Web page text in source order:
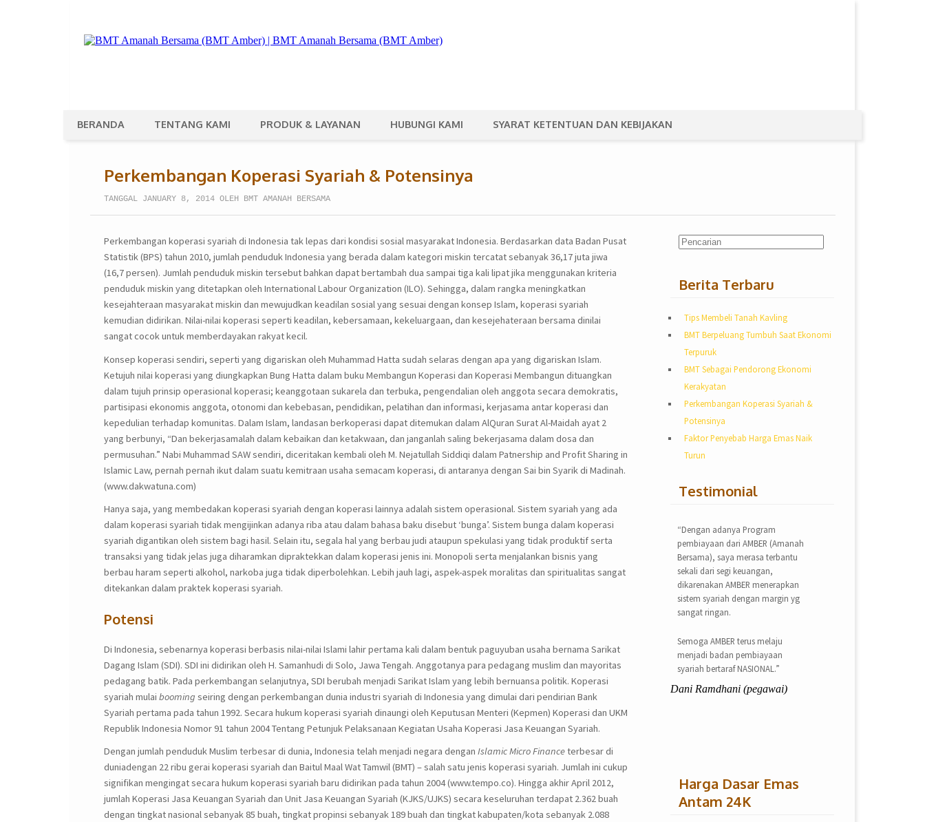
BERANDA TENTANG KAMI PRODUK & LAYANAN HUBUNGI KAMI SYARAT KETENTUAN DAN KEBIJAKAN
Perkembangan Koperasi Syariah & Potensinya
TANGGAL JANUARY 8, 2014 OLEH BMT AMANAH BERSAMA
Perkembangan koperasi syariah di Indonesia tak lepas dari kondisi sosial masyarakat Indonesia. Berdasarkan data Badan Pusat
Statistik (BPS) tahun 2010, jumlah penduduk Indonesia yang berada dalam kategori miskin tercatat sebanyak 36,17 juta jiwa
(16,7 persen). Jumlah penduduk miskin tersebut bahkan dapat bertambah dua sampai tiga kali lipat jika menggunakan kriteria
penduduk miskin yang ditetapkan oleh International Labour Organization (ILO). Sehingga, dalam rangka meningkatkan
kesejahteraan masyarakat miskin dan mewujudkan keadilan sosial yang sesuai dengan konsep Islam, koperasi syariah
kemudian didirikan. Nilai-nilai koperasi seperti keadilan, kebersamaan, kekeluargaan, dan kesejehateraan bersama dinilai
sangat cocok untuk memberdayakan rakyat kecil.
Konsep koperasi sendiri, seperti yang digariskan oleh Muhammad Hatta sudah selaras dengan apa yang digariskan Islam.
Ketujuh nilai koperasi yang diungkapkan Bung Hatta dalam buku Membangun Koperasi dan Koperasi Membangun dituangkan
dalam tujuh prinsip operasional koperasi; keanggotaan sukarela dan terbuka, pengendalian oleh anggota secara demokratis,
partisipasi ekonomis anggota, otonomi dan kebebasan, pendidikan, pelatihan dan informasi, kerjasama antar koperasi dan
kepedulian terhadap komunitas. Dalam Islam, landasan berkoperasi dapat ditemukan dalam AlQuran Surat Al-Maidah ayat 2
yang berbunyi, “Dan bekerjasamalah dalam kebaikan dan ketakwaan, dan janganlah saling bekerjasama dalam dosa dan
permusuhan.” Nabi Muhammad SAW sendiri, diceritakan kembali oleh M. Nejatullah Siddiqi dalam Patnership and Profit Sharing in
Islamic Law, pernah pernah ikut dalam suatu kemitraan usaha semacam koperasi, di antaranya dengan Sai bin Syarik di Madinah.
(www.dakwatuna.com)
Hanya saja, yang membedakan koperasi syariah dengan koperasi lainnya adalah sistem operasional. Sistem syariah yang ada
dalam koperasi syariah tidak mengijinkan adanya riba atau dalam bahasa baku disebut ‘bunga’. Sistem bunga dalam koperasi
syariah digantikan oleh sistem bagi hasil. Selain itu, segala hal yang berbau judi ataupun spekulasi yang tidak produktif serta
transaksi yang tidak jelas juga diharamkan dipraktekkan dalam koperasi jenis ini. Monopoli serta menjalankan bisnis yang
berbau haram seperti alkohol, narkoba juga tidak diperbolehkan. Lebih jauh lagi, aspek-aspek moralitas dan spiritualitas sangat
ditekankan dalam praktek koperasi syariah.
Potensi
Di Indonesia, sebenarnya koperasi berbasis nilai-nilai Islami lahir pertama kali dalam bentuk paguyuban usaha bernama Sarikat
Dagang Islam (SDI). SDI ini didirikan oleh H. Samanhudi di Solo, Jawa Tengah. Anggotanya para pedagang muslim dan mayoritas
pedagang batik. Pada perkembangan selanjutnya, SDI berubah menjadi Sarikat Islam yang lebih bernuansa politik. Koperasi
syariah mulai booming seiring dengan perkembangan dunia industri syariah di Indonesia yang dimulai dari pendirian Bank
Syariah pertama pada tahun 1992. Secara hukum koperasi syariah dinaungi oleh Keputusan Menteri (Kepmen) Koperasi dan UKM
Republik Indonesia Nomor 91 tahun 2004 Tentang Petunjuk Pelaksanaan Kegiatan Usaha Koperasi Jasa Keuangan Syariah.
Dengan jumlah penduduk Muslim terbesar di dunia, Indonesia telah menjadi negara dengan Islamic Micro Financeterbesar di
duniadengan 22 ribu gerai koperasi syariah dan Baitul Maal Wat Tamwil (BMT) – salah satu jenis koperasi syariah. Jumlah ini cukup
signifikan mengingat secara hukum koperasi syariah baru didirikan pada tahun 2004 (www.tempo.co). Hingga akhir April 2012,
jumlah Koperasi Jasa Keuangan Syariah dan Unit Jasa Keuangan Syariah (KJKS/UJKS) secara keseluruhan terdapat 2.362 buah
dengan tingkat nasional sebanyak 85 buah, tingkat propinsi sebanyak 189 buah dan tingkat kabupaten/kota sebanyak 2.088
Berita Terbaru
Tips Membeli Tanah Kavling
BMT Berpeluang Tumbuh Saat Ekonomi
Terpuruk
BMT Sebagai Pendorong Ekonomi
Kerakyatan
Perkembangan Koperasi Syariah &
Potensinya
Faktor Penyebab Harga Emas Naik
Turun
Testimonial
“Dengan adanya Program
pembiayaan dari AMBER (Amanah
Bersama), saya merasa terbantu
sekali dari segi keuangan,
dikarenakan AMBER menerapkan
sistem syariah dengan margin yg
sangat ringan.
Semoga AMBER terus melaju
menjadi badan pembiayaan
syariah bertaraf NASIONAL.”
Dani Ramdhani (pegawai)
Harga Dasar Emas
Antam 24K